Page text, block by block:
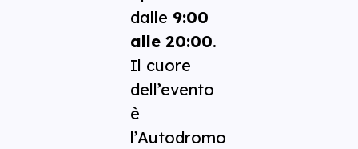
dalle 9:00
alle 20:00.
Il cuore
dell’evento
è
l’Autodromo